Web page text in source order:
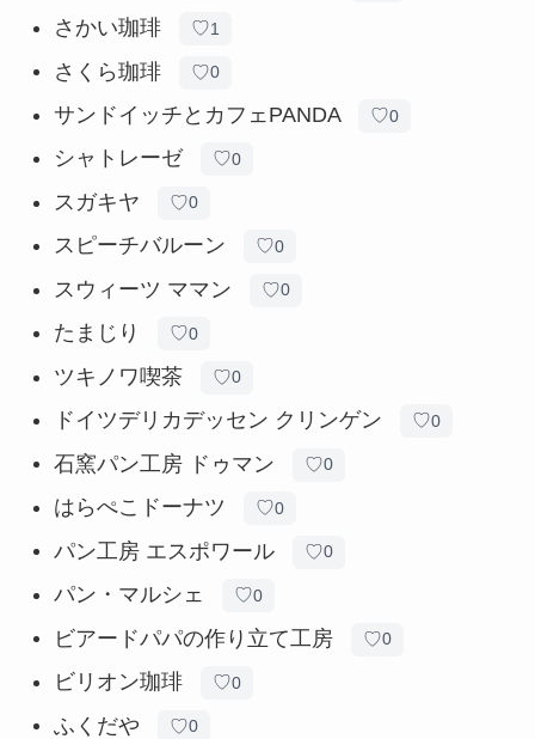
さかい珈琲 ♡1
さくら珈琲 ♡0
サンドイッチとカフェPANDA ♡0
シャトレーゼ ♡0
スガキヤ ♡0
スピーチバルーン ♡0
スウィーツ ママン ♡0
たまじり ♡0
ツキノワ喫茶 ♡0
ドイツデリカデッセン クリンゲン ♡0
石窯パン工房 ドゥマン ♡0
はらぺこドーナツ ♡0
パン工房 エスポワール ♡0
パン・マルシェ ♡0
ビアードパパの作り立て工房 ♡0
ビリオン珈琲 ♡0
ふくだや ♡0